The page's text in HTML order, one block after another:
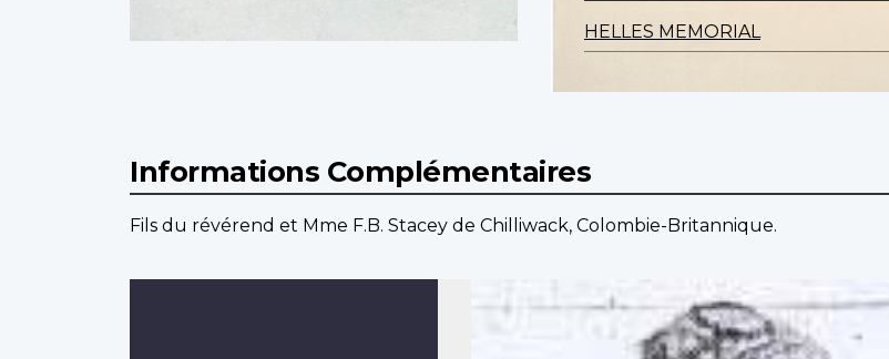
HELLES MEMORIAL
Informations Complémentaires
Fils du révérend et Mme F.B. Stacey de Chilliwack, Colombie-Britannique.